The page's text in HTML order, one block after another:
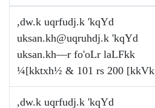
,dw.k uqrfudj.k 'kqYd
uksan.kh@uqruhdj.k 'kqYd
uksan.kh—r fo'oLr laLFkk
¼[kktxh½ & 101 rs 200 [kkVk
,dw.k uqrfudj.k 'kqYd